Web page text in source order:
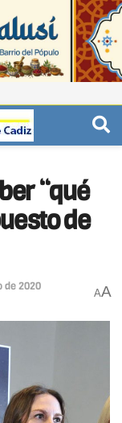
“qué
de
de 2020
AA